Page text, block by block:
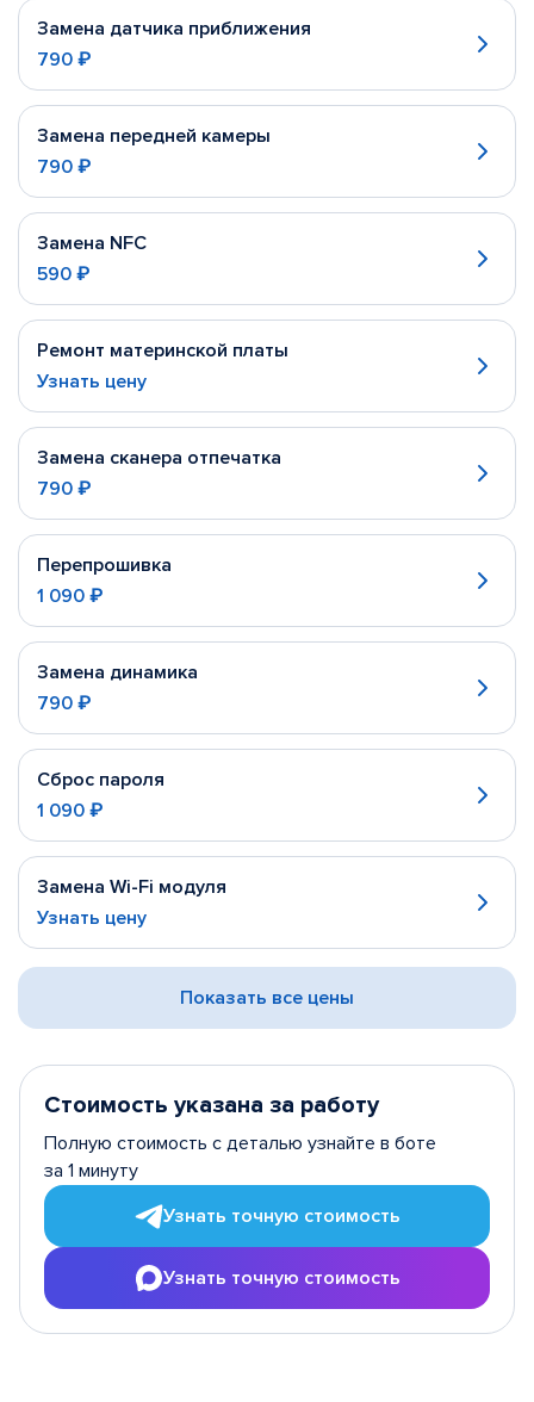
Замена датчика приближения
790 ₽
Замена передней камеры
790 ₽
Замена NFC
590 ₽
Ремонт материнской платы
Узнать цену
Замена сканера отпечатка
790 ₽
Перепрошивка
1 090 ₽
Замена динамика
790 ₽
Сброс пароля
1 090 ₽
Замена Wi-Fi модуля
Узнать цену
Показать все цены
Стоимость указана за работу
Полную стоимость с деталью узнайте в боте
за 1 минуту
Узнать точную стоимость
Узнать точную стоимость